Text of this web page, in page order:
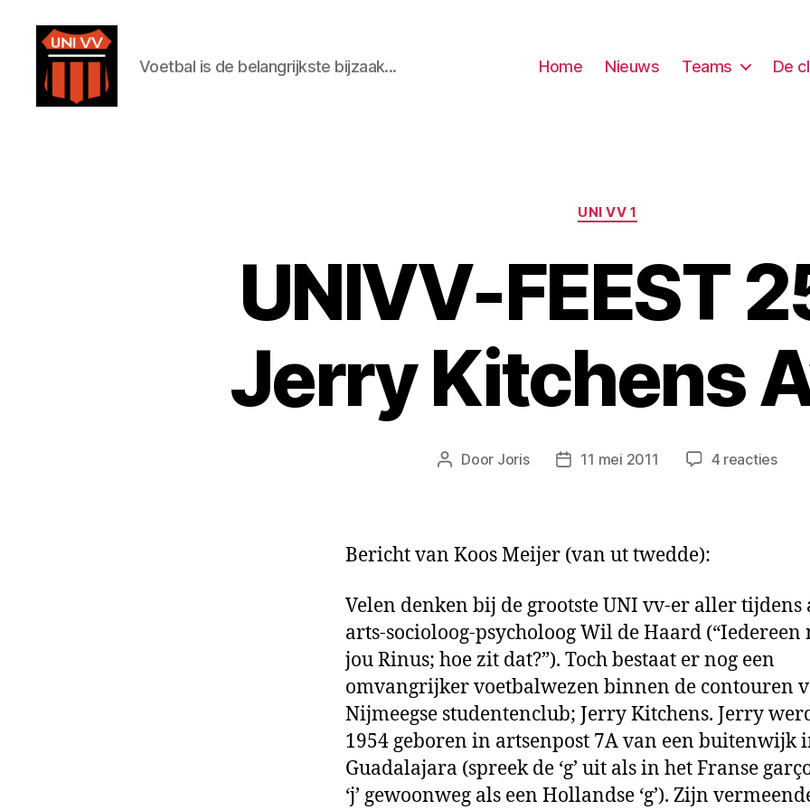
Voetbal is de belangrijkste bijzaak... Home Nieuws Teams De
Categorieën
UNI VV 1
UNIVV-FEEST
Jerry Kitchens
Berichtauteur
Door Joris Berichtdatum
11 mei 2011 4 reactiesop
Bericht van Koos Meijer (van ut twedde):
Velen denken bij de grootste UNI vv-er aller tijdens
arts-socioloog-psycholoog Wil de Haard (“Iedereen
jou Rinus; hoe zit dat?”). Toch bestaat er nog een
omvangrijker voetbalwezen binnen de contouren
Nijmeegse studentenclub; Jerry Kitchens. Jerry
1954 geboren in artsenpost 7A van een buitenwijk
Guadalajara (spreek de ‘g’ uit als in het Franse
‘j’ gewoonweg als een Hollandse ‘g’). Zijn